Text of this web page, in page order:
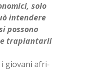
solo
in­ten­de­re
pos­so­no
tra­pian­tar­li
i gio­va­ni afri­